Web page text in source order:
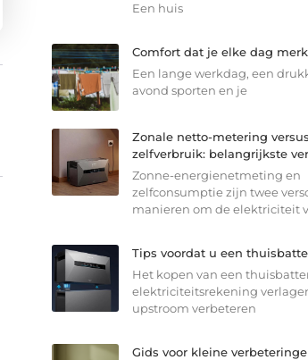
Een huis
Comfort dat je elke dag
Een lange werkdag, een
avond sporten en je
Zonale netto-metering versus
zelfverbruik: belangrijkste
Zonne-energienetmeting en
zelfconsumptie zijn twee
manieren om de elektriciteit
Tips voordat u een
Het kopen van een
elektriciteitsrekening
upstroom verbeteren
Gids voor kleine